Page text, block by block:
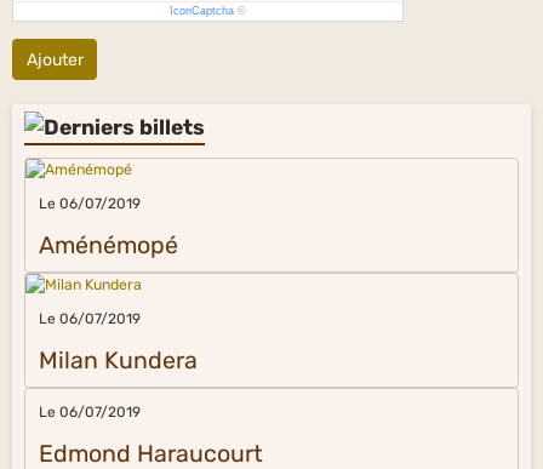
IconCaptcha ©
Ajouter
Le 06/07/2019
Aménémopé
Le 06/07/2019
Milan Kundera
Le 06/07/2019
Edmond Haraucourt